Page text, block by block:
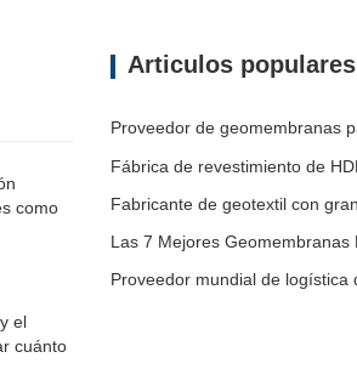
como
el
cuánto
Articulos populares